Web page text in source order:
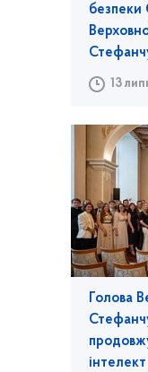
безпеки
13
Голова
інтелект